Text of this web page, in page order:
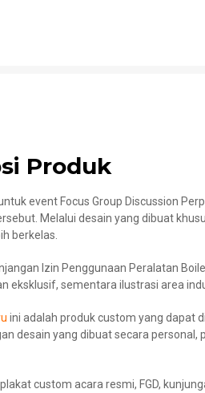
Produk
event Focus Group Discussion
Melalui desain yang dibuat
berkelas.
Izin Penggunaan Peralatan
eksklusif, sementara ilustrasi area
ini adalah produk custom yang dapat
desain yang dibuat secara
custom acara resmi, FGD,